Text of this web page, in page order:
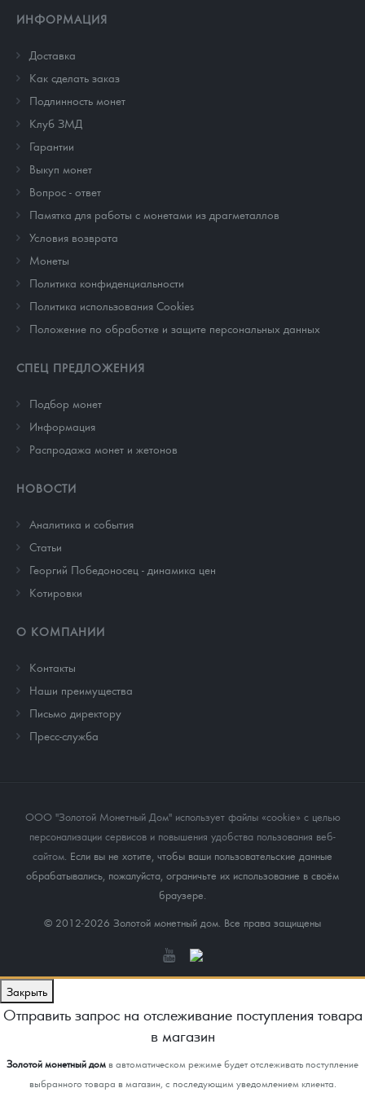
ИНФОРМАЦИЯ
Доставка
Как сделать заказ
Подлинность монет
Клуб ЗМД
Гарантии
Выкуп монет
Вопрос - ответ
Памятка для работы с монетами из драгметаллов
Условия возврата
Монеты
Политика конфиденциальности
Политика использования Cookies
Положение по обработке и защите персональных данных
СПЕЦ ПРЕДЛОЖЕНИЯ
Подбор монет
Информация
Распродажа монет и жетонов
НОВОСТИ
Аналитика и события
Cтатьи
Георгий Победоносец - динамика цен
Котировки
О КОМПАНИИ
Контакты
Наши преимущества
Письмо директору
Пресс-служба
ООО "Золотой Монетный Дом" использует файлы «cookie» с целью
персонализации сервисов и повышения удобства пользования веб-
сайтом . Если вы не хотите, чтобы ваши пользовательские данные
обрабатывались, пожалуйста, ограничьте их использование в своём
браузере.
© 2012-2026 Золотой монетный дом. Все права защищены
Закрыть
Отправить запрос на отслеживание поступления товара
в магазин
Золотой монетный домв автоматическом режиме будет отслеживать поступление
выбранного товара в магазин, с последующим уведомлением клиента.